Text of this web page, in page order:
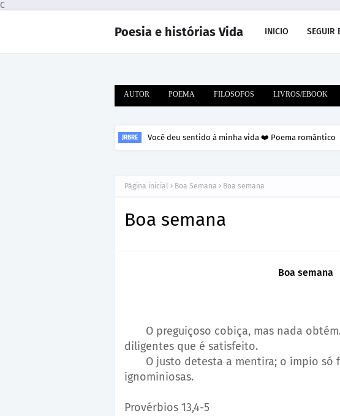
C
Poesia e histórias Vida INICIO SEGUIR
AUTOR POEMA FILOSOFOS LIVROS/EBOOK
JRBRE Você deu sentido à minha vida ❤️ Poema romântico
Página inicial Boa Semana Boa semana
Boa semana
Boa semana
O preguiçoso cobiça, mas nada
diligentes que é satisfeito.
O justo detesta a mentira; o ímpio só
ignominiosas.
Provérbios 13,4-5